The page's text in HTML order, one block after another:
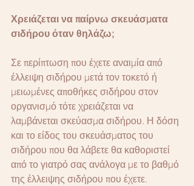
Χρειάζεται να παίρνω σκευάσματα
σιδήρου όταν θηλάζω;
Σε περίπτωση που έχετε αναιμία από
έλλειψη σιδήρου μετά τον τοκετό ή
μειωμένες αποθήκες σιδήρου στον
οργανισμό τότε χρειάζεται να
λαμβάνεται σκεύασμα σιδήρου. Η δόση
και το είδος του σκευάσματος του
σιδήρου που θα λάβετε θα καθοριστεί
από το γιατρό σας ανάλογα με το βαθμό
της έλλειψης σιδήρου που έχετε.